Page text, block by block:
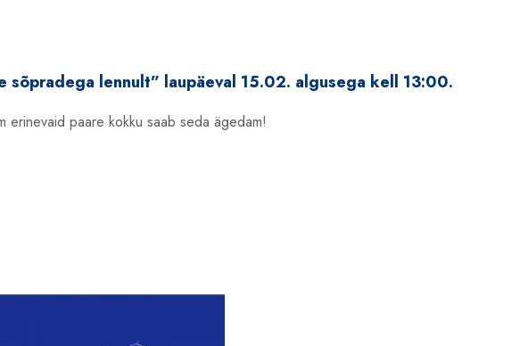
lennult” laupäeval 15.02. algusega kell 13:00.
erinevaid paare kokku saab seda ägedam!